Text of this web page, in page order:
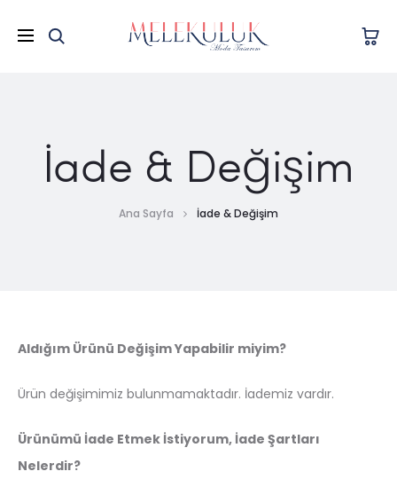
İade & Değişim
Ana Sayfa İade & Değişim
Aldığım Ürünü Değişim Yapabilir miyim?
Ürün değişimimiz bulunmamaktadır. İademiz vardır.
Ürünümü İade Etmek İstiyorum, İade Şartları
Nelerdir?